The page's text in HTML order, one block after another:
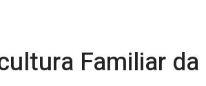
Familiar da